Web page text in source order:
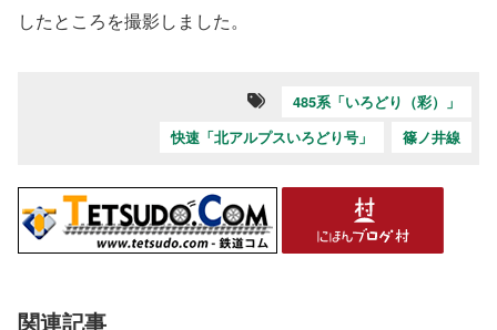
したところを撮影しました。
485系「いろどり（彩）」
快速「北アルプスいろどり号」
篠ノ井線
関連記事